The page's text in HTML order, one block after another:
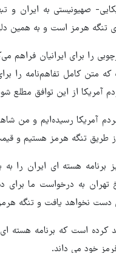
صهیونیستی به ایران و
تنگه هرمز است و به
را برای ایرانیان فراهم
متن کامل تفاهم‌نامه را
آمریکا از این توافق مطلع
آمریکا رسیده‌ایم و من
طریق تنگه هرمز هستیم و
هسته ای ایران را به
تهران به درخواست ما
نخواهد یافت و تنگه
کرده است که برنامه
خود می داند.
آمریکا کوته‌بینانه
می‌کند؟